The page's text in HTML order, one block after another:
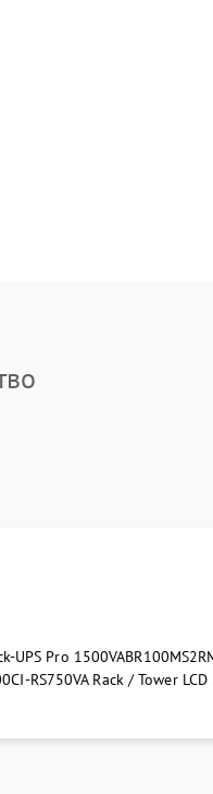
UPS Pro 1500VABR100MS2
RS750VA Rack / Tower